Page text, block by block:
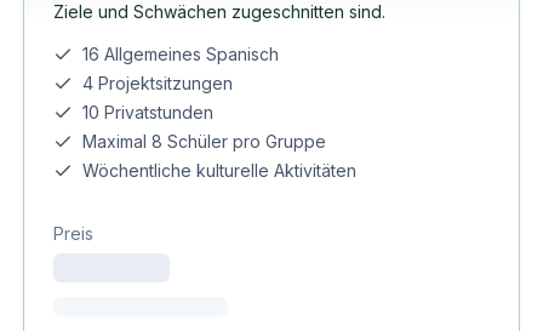
Ziele und Schwächen zugeschnitten sind.
16 Allgemeines Spanisch
4 Projektsitzungen
10 Privatstunden
Maximal 8 Schüler pro Gruppe
Wöchentliche kulturelle Aktivitäten
Preis